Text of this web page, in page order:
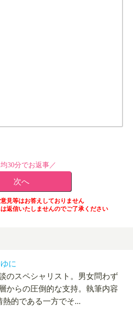
30分でお返事／
見等はお答えしておりません
返信いたしませんのでご了承ください
に
のスペシャリスト。男女問わず
からの圧倒的な支持。執筆内容
熱的である一方でそ...